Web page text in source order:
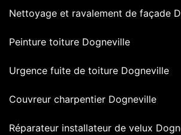
Nettoyage et ravalement de façade
Peinture toiture Dogneville
Urgence fuite de toiture Dogneville
Couvreur charpentier Dogneville
Réparateur installateur de velux